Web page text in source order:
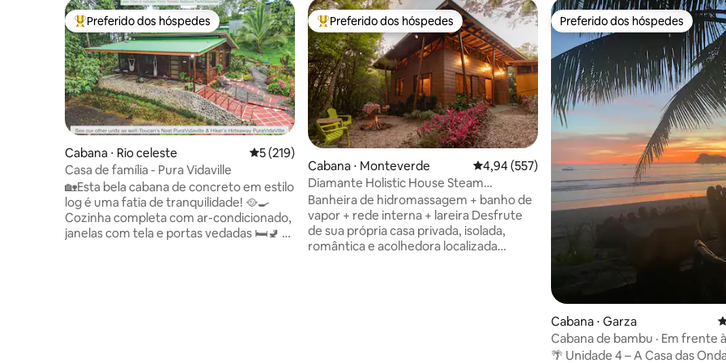
Entre os melhores preferidos dos hóspedes
Preferido dos hóspedes
Cabana ⋅ Rio celeste 5 de uma avaliação média de 5, 219 avaliações
5 (219)
Casa de família - Pura Vidaville
🏡Esta bela cabana de concreto em estilo
log é uma fatia de tranquilidade! 🥘🍳
Cozinha completa com ar-condicionado,
janelas com tela e portas vedadas 🛏️🚽 2
Entre os melhores preferidos dos hóspedes
Preferido dos hóspedes
Cabana ⋅ Monteverde 4,94 de uma avaliação média de 5, 557
4,94 (557)
Diamante Holistic House Steam
Bath+Jacuzzi+Fogata
Banheira de hidromassagem + banho de
vapor + rede interna + lareira Desfrute
de sua própria casa privada, isolada,
romântica e acolhedora localizada
Preferido dos hóspedes
Preferido dos hóspedes
Cabana ⋅ Garza
Cabana de bambu · Em frente à
Wi-Fi de fibra
🌴 Unidade 4 – A Casa das Ondas